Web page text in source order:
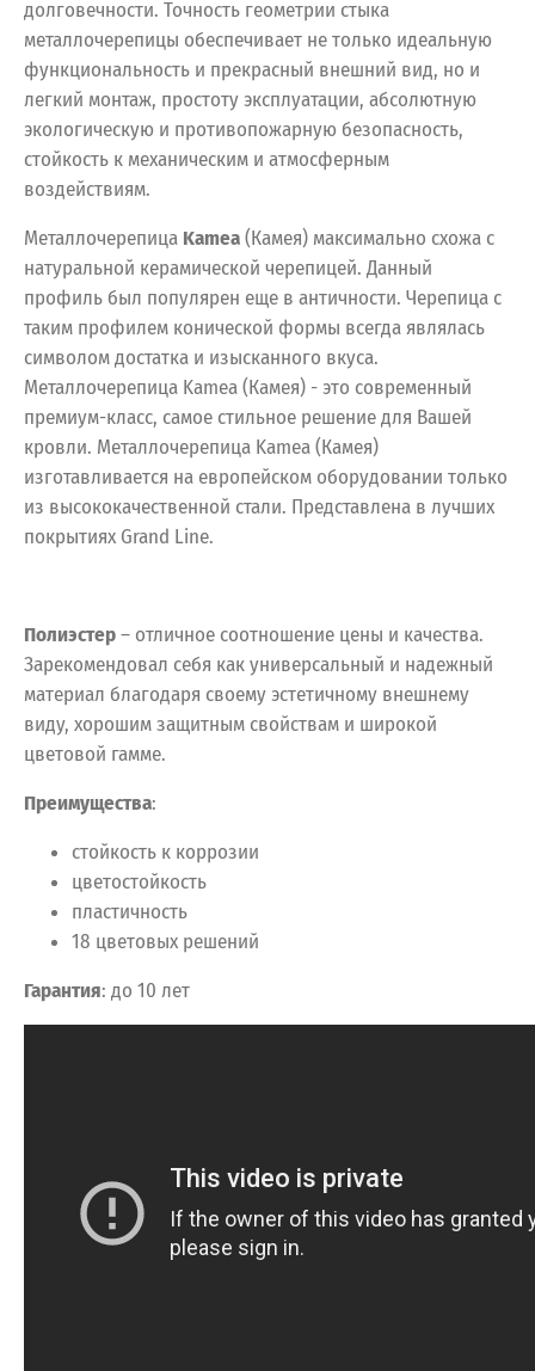
долговечности. Точность геометрии стыка
металлочерепицы обеспечивает не только идеальную
функциональность и прекрасный внешний вид, но и
легкий монтаж, простоту эксплуатации, абсолютную
экологическую и противопожарную безопасность,
стойкость к механическим и атмосферным
воздействиям.
Металлочерепица Kamea(Камея) максимально схожа с
натуральной керамической черепицей. Данный
профиль был популярен еще в античности. Черепица с
таким профилем конической формы всегда являлась
символом достатка и изысканного вкуса.
Металлочерепица Kamea (Камея) - это современный
премиум-класс, самое стильное решение для Вашей
кровли. Металлочерепица Kamea (Камея)
изготавливается на европейском оборудовании только
из высококачественной стали. Представлена в лучших
покрытиях Grand Line.
Полиэстер– отличное соотношение цены и качества.
Зарекомендовал себя как универсальный и надежный
материал благодаря своему эстетичному внешнему
виду, хорошим защитным свойствам и широкой
цветовой гамме.
Преимущества:
стойкость к коррозии
цветостойкость
пластичность
18 цветовых решений
Гарантия: до 10 лет